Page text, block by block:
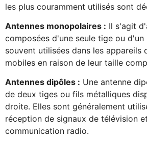
les plus couramment utilisés sont
Antennes monopolaires : Il s'agit
composées d'une seule tige ou d'un
souvent utilisées dans les appareils
mobiles en raison de leur taille
Antennes dipôles : Une antenne
de deux tiges ou fils métalliques
droite. Elles sont généralement
réception de signaux de télévision
communication radio.